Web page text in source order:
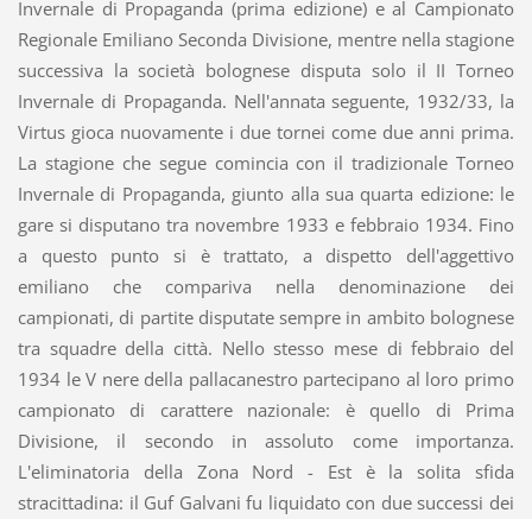
Invernale di Propaganda (prima edizione) e al Campionato
Regionale Emiliano Seconda Divisione, mentre nella stagione
successiva la società bolognese disputa solo il II Torneo
Invernale di Propaganda. Nell'annata seguente, 1932/33, la
Virtus gioca nuovamente i due tornei come due anni prima.
La stagione che segue comincia con il tradizionale Torneo
Invernale di Propaganda, giunto alla sua quarta edizione: le
gare si disputano tra novembre 1933 e febbraio 1934. Fino
a questo punto si è trattato, a dispetto dell'aggettivo
emiliano che compariva nella denominazione dei
campionati, di partite disputate sempre in ambito bolognese
tra squadre della città. Nello stesso mese di febbraio del
1934 le V nere della pallacanestro partecipano al loro primo
campionato di carattere nazionale: è quello di Prima
Divisione, il secondo in assoluto come importanza.
L'eliminatoria della Zona Nord - Est è la solita sfida
stracittadina: il Guf Galvani fu liquidato con due successi dei